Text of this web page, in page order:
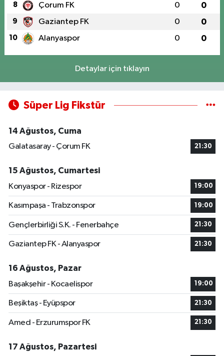
8 Çorum FK 0 0
9 Gaziantep FK 0 0
10 Alanyaspor 0 0
Detaylar için tıklayın
Süper Lig Fikstür
14 Ağustos, Cuma
Galatasaray - Çorum FK
21:30
15 Ağustos, Cumartesi
Konyaspor - Rizespor
19:00
Kasımpaşa - Trabzonspor 19:00
Gençlerbirliği S.K. - Fenerbahçe 21:30
Gaziantep FK - Alanyaspor 21:30
16 Ağustos, Pazar
Başakşehir - Kocaelispor
19:00
Beşiktaş - Eyüpspor 21:30
Amed - Erzurumspor FK 21:30
17 Ağustos, Pazartesi